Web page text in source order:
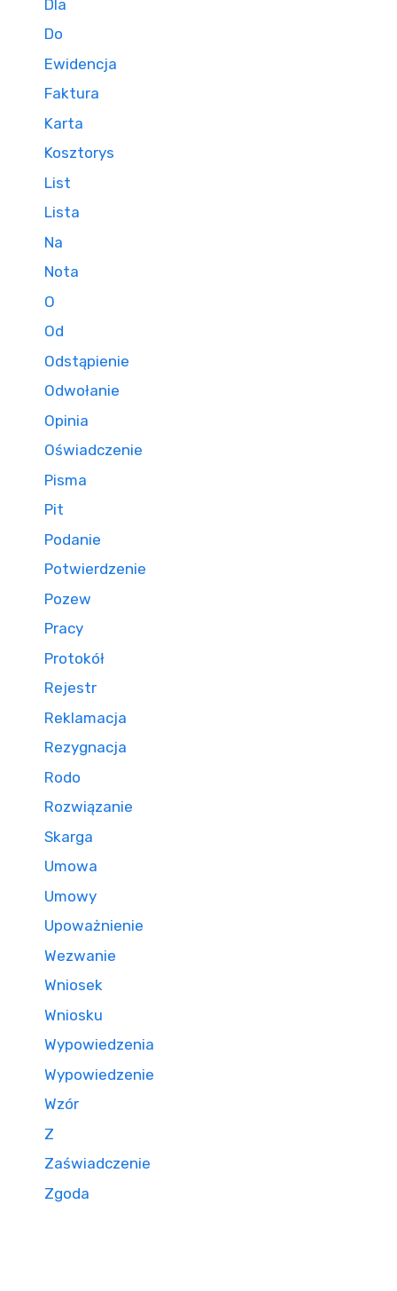
Dla
Do
Ewidencja
Faktura
Karta
Kosztorys
List
Lista
Na
Nota
O
Od
Odstąpienie
Odwołanie
Opinia
Oświadczenie
Pisma
Pit
Podanie
Potwierdzenie
Pozew
Pracy
Protokół
Rejestr
Reklamacja
Rezygnacja
Rodo
Rozwiązanie
Skarga
Umowa
Umowy
Upoważnienie
Wezwanie
Wniosek
Wniosku
Wypowiedzenia
Wypowiedzenie
Wzór
Z
Zaświadczenie
Zgoda